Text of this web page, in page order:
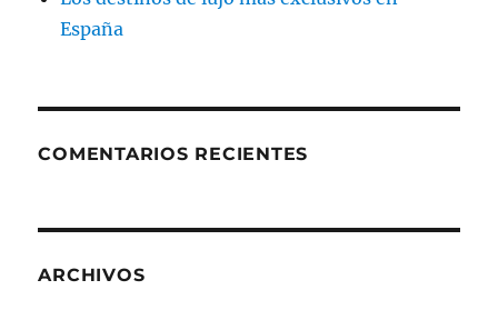
España
COMENTARIOS RECIENTES
ARCHIVOS